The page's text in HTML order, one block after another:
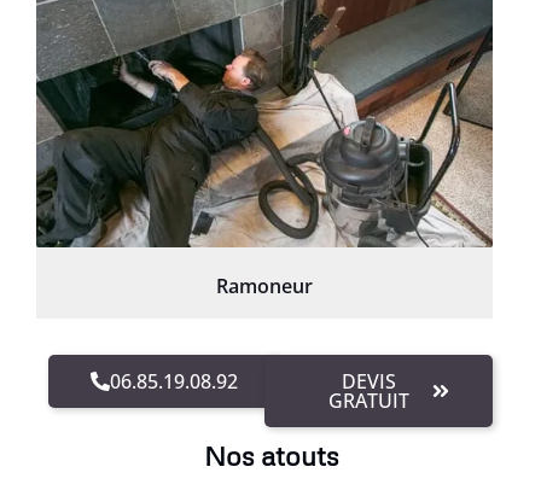
Ramoneur
06.85.19.08.92 DEVIS
GRATUIT
Nos atouts